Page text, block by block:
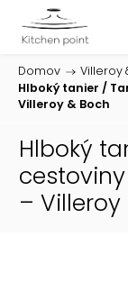
Domov / Villeroy
Hlboký tanier /
Villeroy & Boch
Hlboký
– Villeroy